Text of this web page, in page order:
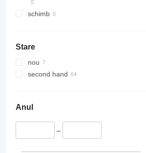
schimb
Stare
nou
second hand
Anul
–